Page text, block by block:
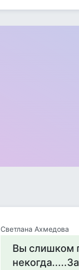
Светлана Ахмедова
Вы слишком